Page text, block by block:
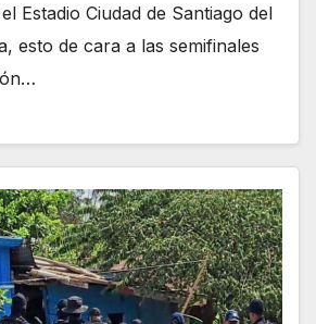
Estadio Ciudad de Santiago del
esto de cara a las semifinales